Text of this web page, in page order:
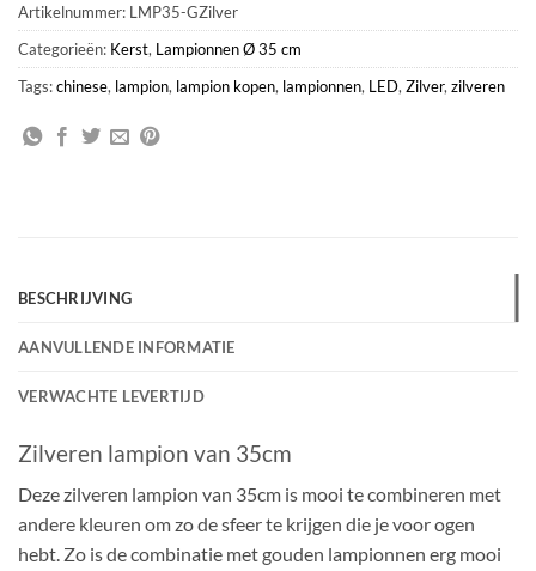
Artikelnummer: LMP35-GZilver
Categorieën: Kerst, Lampionnen Ø 35 cm
Tags:chinese, lampion, lampion kopen, lampionnen, LED, Zilver, zilveren
BESCHRIJVING
AANVULLENDE INFORMATIE
VERWACHTE LEVERTIJD
Zilveren lampion van 35cm
Deze zilveren lampion van 35cm is mooi te combineren met
andere kleuren om zo de sfeer te krijgen die je voor ogen
hebt. Zo is de combinatie met gouden lampionnen erg mooi